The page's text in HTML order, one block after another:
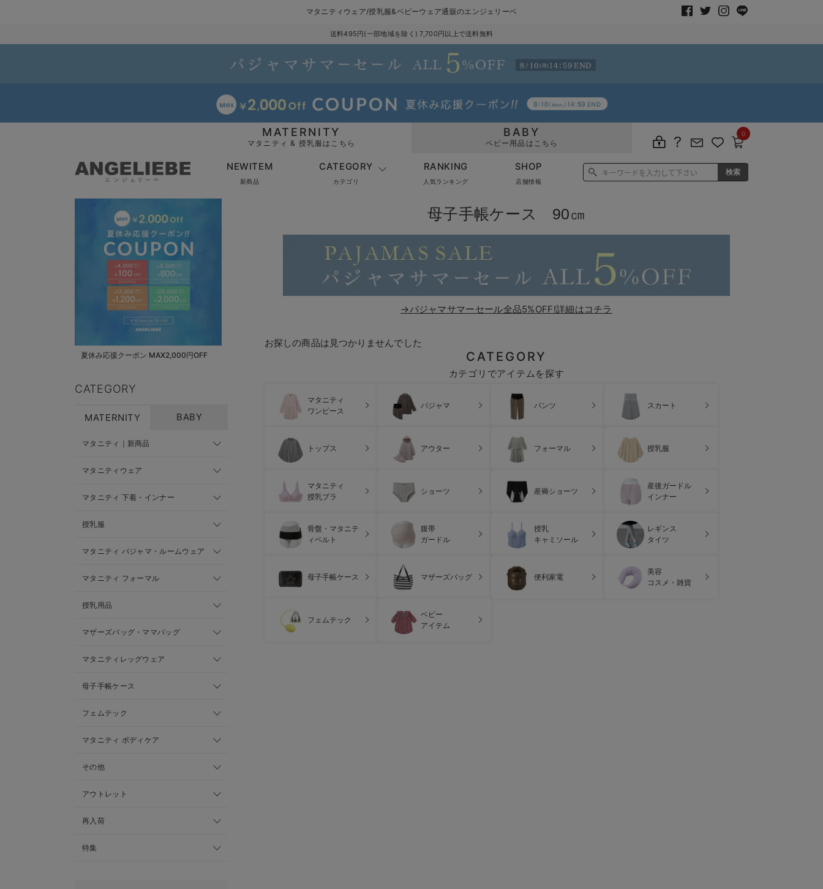
マタニティウェア/授乳服&ベビーウェア通販のエンジェリーベ
送料495円(一部地域を除く) 7,700円以上で送料無料
MATERNITY
マタニティ & 授乳服はこちら
BABY
ベビー用品はこちら
0
NEWITEM
新商品
CATEGORY
カテゴリ
RANKING
人気ランキング
SHOP
店舗情報
夏休み応援クーポン MAX2,000円OFF
CATEGORY
MATERNITY BABY
マタニティ｜新商品
マタニティウェア
マタニティ 下着・インナー
授乳服
マタニティ パジャマ・ルームウェア
マタニティ フォーマル
授乳用品
マザーズバッグ・ママバッグ
マタニティレッグウェア
母子手帳ケース
フェムテック
マタニティ ボディケア
その他
アウトレット
再入荷
特集
母子手帳ケース 90㎝
→パジャマサマーセール全品5%OFF!詳細はコチラ
お探しの商品は見つかりませんでした
CATEGORY
カテゴリでアイテムを探す
マタニティ
ワンピース
パジャマ パンツ スカート
トップス アウター フォーマル 授乳服
マタニティ
授乳ブラ
ショーツ 産褥ショーツ
産後ガードル
インナー
骨盤・マタニテ
ィベルト
腹帯
ガードル
授乳
キャミソール
レギンス
タイツ
母子手帳ケース マザーズバッグ 便利家電
美容
コスメ・雑貨
フェムテック
ベビー
アイテム